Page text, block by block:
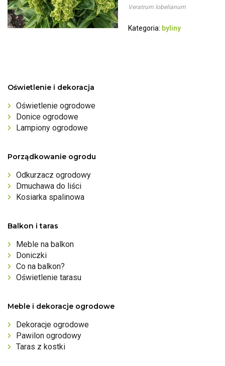
Veratrum lobelianum
Kategoria: byliny
Oświetlenie i dekoracja
Oświetlenie ogrodowe
Donice ogrodowe
Lampiony ogrodowe
Porządkowanie ogrodu
Odkurzacz ogrodowy
Dmuchawa do liści
Kosiarka spalinowa
Balkon i taras
Meble na balkon
Doniczki
Co na balkon?
Oświetlenie tarasu
Meble i dekoracje ogrodowe
Dekoracje ogrodowe
Pawilon ogrodowy
Taras z kostki